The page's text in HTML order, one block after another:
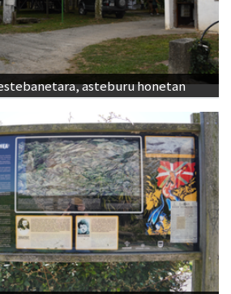
asteburu honetan